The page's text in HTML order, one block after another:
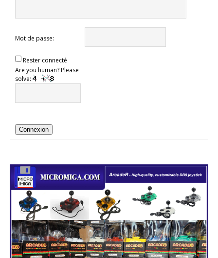
Mot de passe:
Rester connecté
Are you human? Please
solve:
Connexion